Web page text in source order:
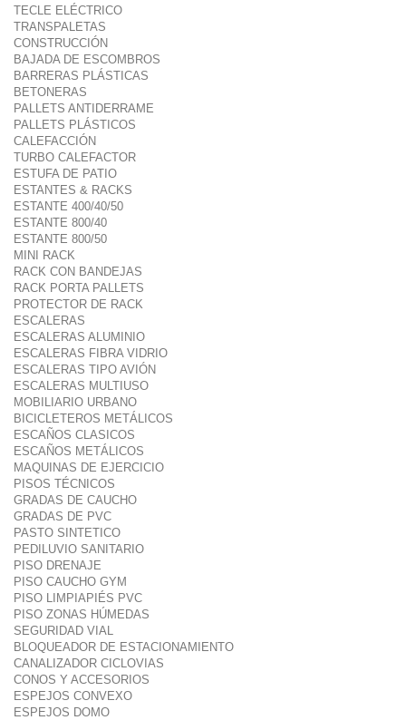
TECLE ELÉCTRICO
TRANSPALETAS
CONSTRUCCIÓN
BAJADA DE ESCOMBROS
BARRERAS PLÁSTICAS
BETONERAS
PALLETS ANTIDERRAME
PALLETS PLÁSTICOS
CALEFACCIÓN
TURBO CALEFACTOR
ESTUFA DE PATIO
ESTANTES & RACKS
ESTANTE 400/40/50
ESTANTE 800/40
ESTANTE 800/50
MINI RACK
RACK CON BANDEJAS
RACK PORTA PALLETS
PROTECTOR DE RACK
ESCALERAS
ESCALERAS ALUMINIO
ESCALERAS FIBRA VIDRIO
ESCALERAS TIPO AVIÓN
ESCALERAS MULTIUSO
MOBILIARIO URBANO
BICICLETEROS METÁLICOS
ESCAÑOS CLASICOS
ESCAÑOS METÁLICOS
MAQUINAS DE EJERCICIO
PISOS TÉCNICOS
GRADAS DE CAUCHO
GRADAS DE PVC
PASTO SINTETICO
PEDILUVIO SANITARIO
PISO DRENAJE
PISO CAUCHO GYM
PISO LIMPIAPIÉS PVC
PISO ZONAS HÚMEDAS
SEGURIDAD VIAL
BLOQUEADOR DE ESTACIONAMIENTO
CANALIZADOR CICLOVIAS
CONOS Y ACCESORIOS
ESPEJOS CONVEXO
ESPEJOS DOMO